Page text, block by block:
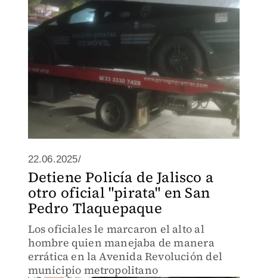
22.06.2025/
Detiene Policía de Jalisco a
otro oficial "pirata" en San
Pedro Tlaquepaque
Los oficiales le marcaron el alto al
hombre quien manejaba de manera
errática en la Avenida Revolución del
municipio metropolitano